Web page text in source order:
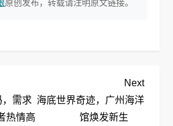
原创发布，转载请注明原文链接。
，需求
热情高
Next
Post
Next
海底世界奇迹，广州海洋
馆焕发新生